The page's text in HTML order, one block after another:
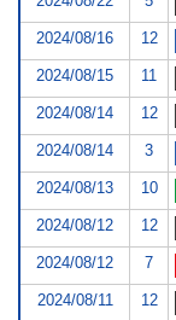
2024/08/16 12
2024/08/15 11
2024/08/14 12
2024/08/14 3
2024/08/13 10
2024/08/12 12
2024/08/12 7
2024/08/11 12